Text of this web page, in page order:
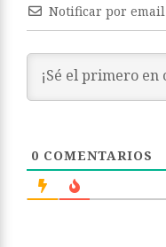
Notificar por email
0 COMENTARIOS